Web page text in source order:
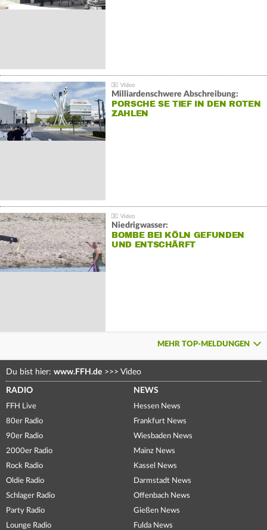
Milliardenschwere Abschreibung:
PORSCHE SE TIEF IN DEN ROTEN
ZAHLEN
Niedrigwasser:
BOMBE BEI KÖLN GEFUNDEN
UND ENTSCHÄRFT
MEHR TOP-MELDUNGEN
Du bist hier: www.FFH.de >>> Video
RADIO
FFH Live
80er Radio
90er Radio
2000er Radio
Rock Radio
Oldie Radio
Schlager Radio
Party Radio
Lounge Radio
NEWS
Hessen News
Frankfurt News
Wiesbaden News
Mainz News
Kassel News
Darmstadt News
Offenbach News
Gießen News
Fulda News